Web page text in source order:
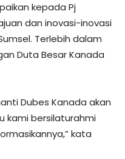
kepada Pj
dan inovasi-inovasi
Terlebih dalam
Duta Besar Kanada
Dubes Kanada akan
kami bersilaturahmi
kata